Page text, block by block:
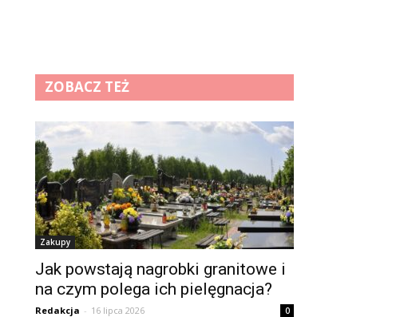
ZOBACZ TEŻ
Zakupy
Jak powstają nagrobki granitowe i
na czym polega ich pielęgnacja?
Redakcja - 16 lipca 2026 0